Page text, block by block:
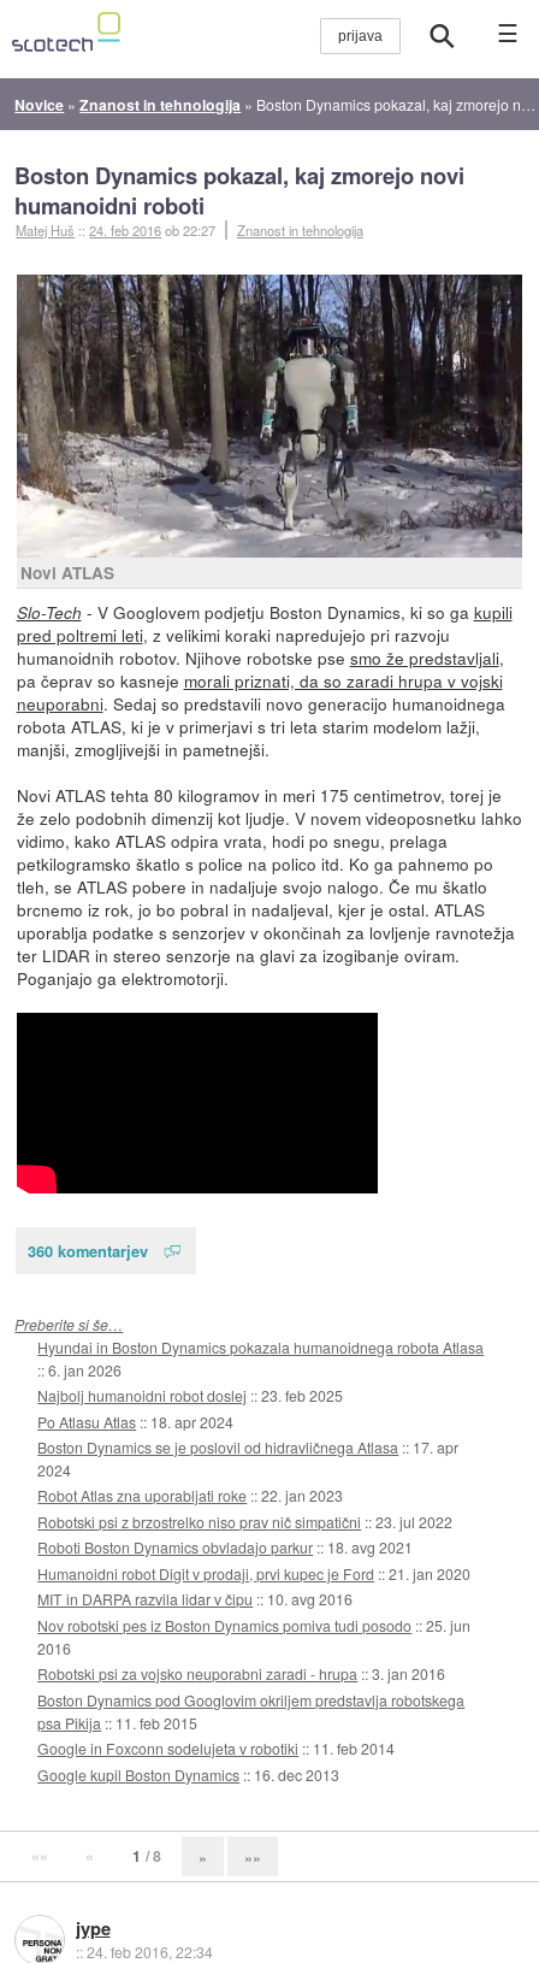
☰
Novice »Znanost in tehnologija » Boston Dynamics pokazal, kaj zmorejo novi humanoidni roboti
Boston Dynamics pokazal, kaj zmorejo novi
humanoidni roboti
Matej Huš ::24. feb 2016ob 22:27 Znanost in tehnologija
Novi ATLAS
Slo-Tech - V Googlovem podjetju Boston Dynamics, ki so ga kupili
pred poltremi leti, z velikimi koraki napredujejo pri razvoju
humanoidnih robotov. Njihove robotske pse smo že predstavljali,
pa čeprav so kasneje morali priznati, da so zaradi hrupa v vojski
neuporabni. Sedaj so predstavili novo generacijo humanoidnega
robota ATLAS, ki je v primerjavi s tri leta starim modelom lažji,
manjši, zmogljivejši in pametnejši.
Novi ATLAS tehta 80 kilogramov in meri 175 centimetrov, torej je
že zelo podobnih dimenzij kot ljudje. V novem videoposnetku lahko
vidimo, kako ATLAS odpira vrata, hodi po snegu, prelaga
petkilogramsko škatlo s police na polico itd. Ko ga pahnemo po
tleh, se ATLAS pobere in nadaljuje svojo nalogo. Če mu škatlo
brcnemo iz rok, jo bo pobral in nadaljeval, kjer je ostal. ATLAS
uporablja podatke s senzorjev v okončinah za lovljenje ravnotežja
ter LIDAR in stereo senzorje na glavi za izogibanje oviram.
Poganjajo ga elektromotorji.
360 komentarjev
Preberite si še…
Hyundai in Boston Dynamics pokazala humanoidnega robota Atlasa
::6. jan 2026
Najbolj humanoidni robot doslej ::23. feb 2025
Po Atlasu Atlas :: 18. apr 2024
Boston Dynamics se je poslovil od hidravličnega Atlasa :: 17. apr
2024
Robot Atlas zna uporabljati roke ::22. jan 2023
Robotski psi z brzostrelko niso prav nič simpatični ::23. jul 2022
Roboti Boston Dynamics obvladajo parkur :: 18. avg 2021
Humanoidni robot Digit v prodaji, prvi kupec je Ford ::21. jan 2020
MIT in DARPA razvila lidar v čipu :: 10. avg 2016
Nov robotski pes iz Boston Dynamics pomiva tudi posodo ::25. jun
2016
Robotski psi za vojsko neuporabni zaradi - hrupa ::3. jan 2016
Boston Dynamics pod Googlovim okriljem predstavlja robotskega
psa Pikija :: 11. feb 2015
Google in Foxconn sodelujeta v robotiki :: 11. feb 2014
Google kupil Boston Dynamics :: 16. dec 2013
«« « 1 / 8 » »»
jype
::24. feb 2016, 22:34